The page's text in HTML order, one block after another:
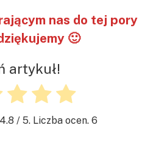
nas do tej pory
🙂
artykuł!
4.8 / 5. Liczba ocen. 6